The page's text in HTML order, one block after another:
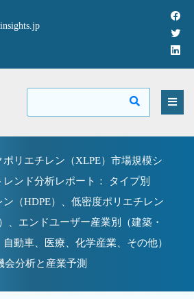
リエチレン（XLPE）市場規模シ
ンド分析レポート： タイプ別
ン（HDPE）、低密度ポリエチレン
、エンドユーザー産業別（建築・
動車、医療、化学産業、その他）
会分析と産業予測